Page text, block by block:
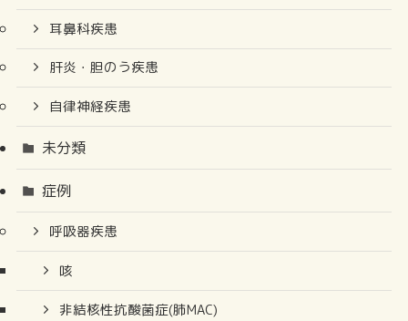
耳鼻科疾患
肝炎・胆のう疾患
自律神経疾患
未分類
症例
呼吸器疾患
咳
非結核性抗酸菌症(肺MAC)